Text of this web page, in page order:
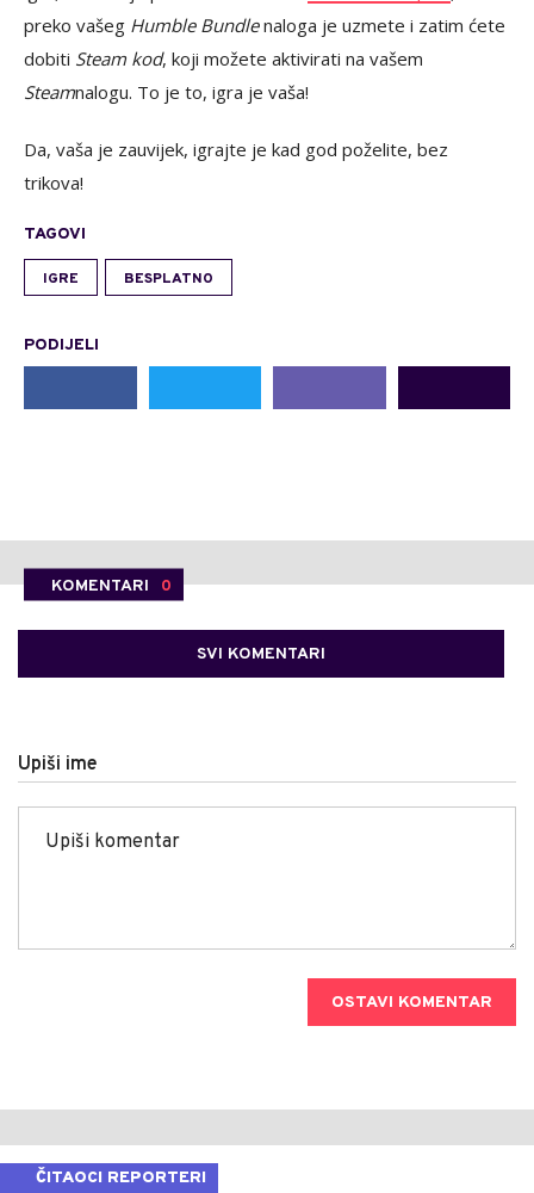
preko vašeg Humble Bundlenaloga je uzmete i zatim ćete
dobiti Steam kod, koji možete aktivirati na vašem
Steamnalogu. To je to, igra je vaša!
Da, vaša je zauvijek, igrajte je kad god poželite, bez
trikova!
TAGOVI
IGRE BESPLATNO
PODIJELI
KOMENTARI 0
SVI KOMENTARI
Upiši ime
OSTAVI KOMENTAR
ČITAOCI REPORTERI